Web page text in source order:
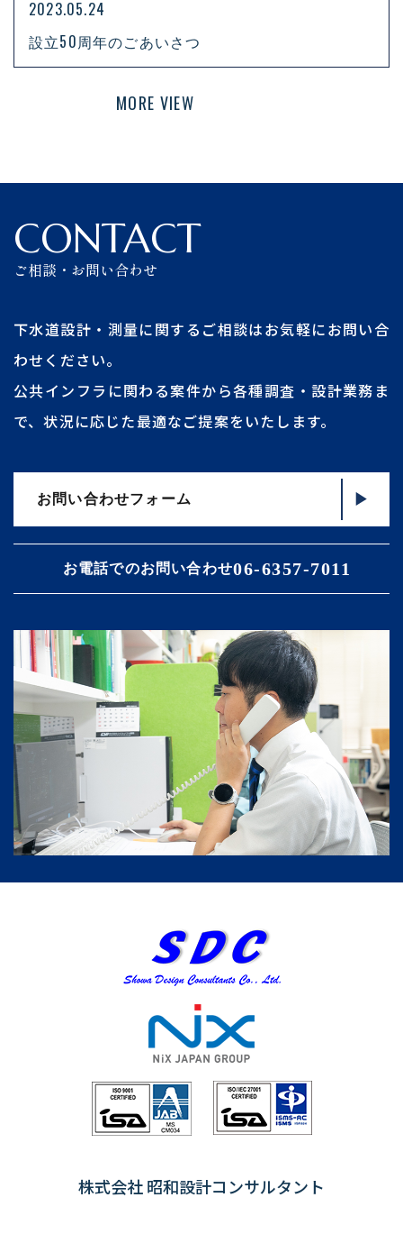
2023.05.24
設立50周年のごあいさつ
MORE VIEW
CONTACT
ご相談・お問い合わせ
下水道設計・測量に関するご相談はお気軽にお問い合
わせください。
公共インフラに関わる案件から各種調査・設計業務ま
で、状況に応じた最適なご提案をいたします。
お問い合わせフォーム
お電話でのお問い合わせ06-6357-7011
株式会社 昭和設計コンサルタント